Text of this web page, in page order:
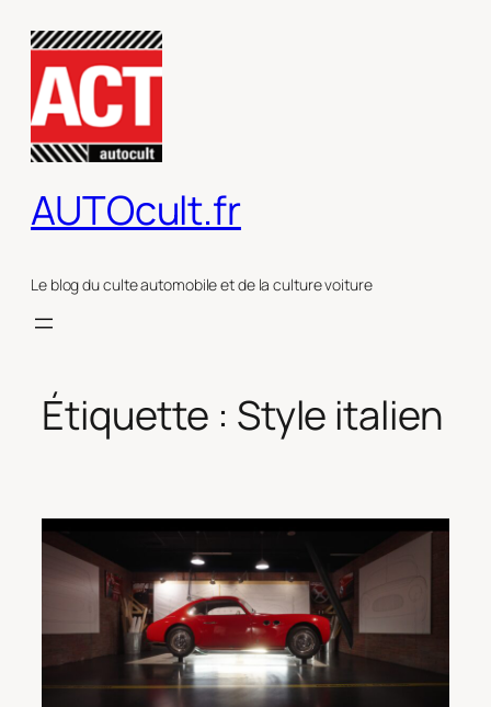
contenu
AUTOcult.fr
Le blog du culte automobile et de la culture voiture
Étiquette : Style italien